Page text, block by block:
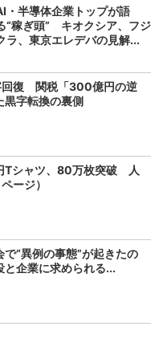
・半導体企業トップが語
“稼ぎ頭” キオクシア、フジ
ラ、東京エレデバの見解...
回復 関税「300億円の逆
黒字転換の裏側
Tシャツ、80万枚突破 人
ージ）
“異例の事態”が起きたの
企業に求められる...